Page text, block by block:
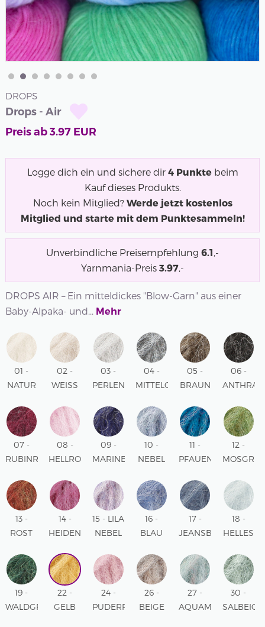
DROPS
Drops - Air
Preis ab3.97EUR
Logge dich ein und sichere dir 4 Punktebeim
Kauf dieses Produkts.
Noch kein Mitglied? Werde jetzt kostenlos
Mitglied und starte mit dem Punktesammeln!
Unverbindliche Preisempfehlung 6.1,-
Yarnmania-Preis 3.97,-
DROPS AIR – Ein mitteldickes "Blow-Garn" aus einer
Baby-Alpaka- und... Mehr
01 -
NATUR
COLOUR
02 -
WEISS
03 -
PERLENGRAU
04 -
MITTELGRAU
05 -
BRAUN
06 -
07 -
RUBINROT
08 -
HELLROSA
09 -
MARINEBLAU
10 -
NEBEL
11 -
PFAUENBLAU
12 -
13 -
ROST
14 -
HEIDENLILA
COLOUR
15 - LILA
NEBEL
16 -
BLAU
COLOUR
17 -
JEANSBLAU
COLOUR
18 -
HELLES
UNI
COLOUR
19 -
WALDGRÜN
22 -
GELB
24 -
PUDERROSA
26 -
BEIGE
27 -
AQUAMARIN
30 -